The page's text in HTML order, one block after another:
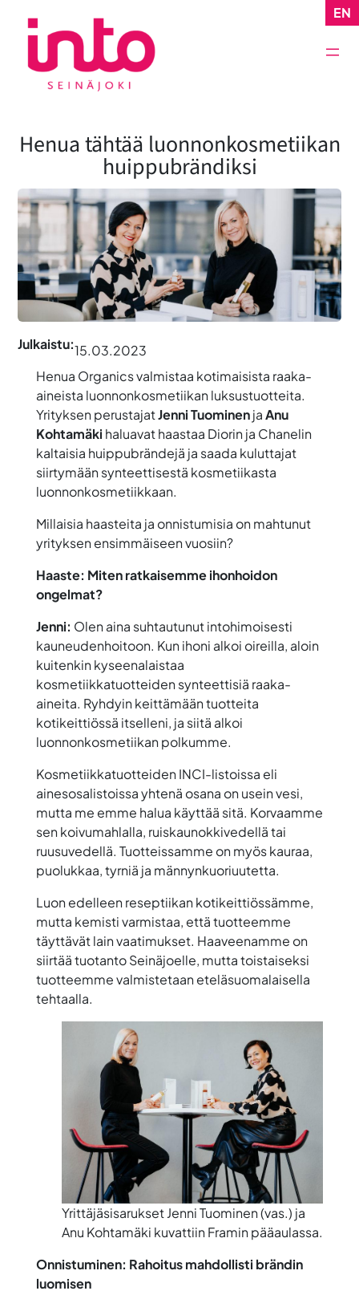
sisältöön
EN
Henua tähtää luonnonkosmetiikan
huippubrändiksi
Julkaistu:15.03.2023
Henua Organics valmistaa kotimaisista raaka-
aineista luonnonkosmetiikan luksustuotteita.
Yrityksen perustajatJenni TuominenjaAnu
Kohtamäki haluavat haastaa Diorin ja Chanelin
kaltaisia huippubrändejä ja saada kuluttajat
siirtymään synteettisestä kosmetiikasta
luonnonkosmetiikkaan.
Millaisia haasteita ja onnistumisia on mahtunut
yrityksen ensimmäiseen vuosiin?
Haaste: Miten ratkaisemme ihonhoidon
ongelmat?
Jenni: Olen aina suhtautunut intohimoisesti
kauneudenhoitoon. Kun ihoni alkoi oireilla, aloin
kuitenkin kyseenalaistaa
kosmetiikkatuotteiden synteettisiä raaka-
aineita. Ryhdyin keittämään tuotteita
kotikeittiössä itselleni, ja siitä alkoi
luonnonkosmetiikan polkumme.
Kosmetiikkatuotteiden INCI-listoissa eli
ainesosalistoissa yhtenä osana on usein vesi,
mutta me emme halua käyttää sitä. Korvaamme
sen koivumahlalla, ruiskaunokkivedellä tai
ruusuvedellä. Tuotteissamme on myös kauraa,
puolukkaa, tyrniä ja männynkuoriuutetta.
Luon edelleen reseptiikan kotikeittiössämme,
mutta kemisti varmistaa, että tuotteemme
täyttävät lain vaatimukset. Haaveenamme on
siirtää tuotanto Seinäjoelle, mutta toistaiseksi
tuotteemme valmistetaan eteläsuomalaisella
tehtaalla.
Yrittäjäsisarukset Jenni Tuominen (vas.) ja
Anu Kohtamäki kuvattiin Framin pääaulassa.
Onnistuminen: Rahoitus mahdollisti brändin
luomisen